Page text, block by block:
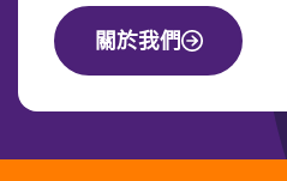
關於我們